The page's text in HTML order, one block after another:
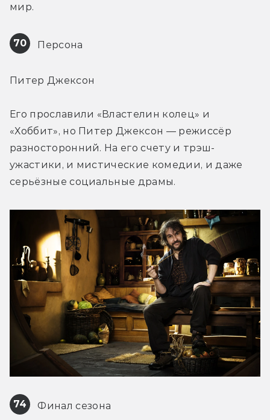
мир.
70 Персона
Питер Джексон
Его прославили «Властелин колец» и
«Хоббит», но Питер Джексон — режиссёр
разносторонний. На его счету и трэш-
ужастики, и мистические комедии, и даже
серьёзные социальные драмы.
74 Финал сезона